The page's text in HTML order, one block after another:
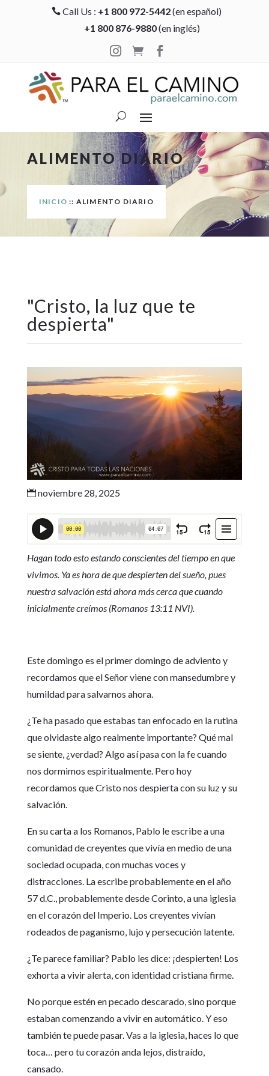
 Call Us : +1 800 972-5442(en español)
+1 800 876-9880(en inglés)

 
ALIMENTO DIARIO
INICIO :: ALIMENTO DIARIO
"Cristo, la luz que te
despierta"
noviembre 28, 2025
Hagan todo esto estando conscientes del tiempo en que
vivimos. Ya es hora de que despierten del sueño, pues
nuestra salvación está ahora más cerca que cuando
inicialmente creímos (Romanos 13:11 NVI).
Este domingo es el primer domingo de adviento y
recordamos que el Señor viene con mansedumbre y
humildad para salvarnos ahora.
¿Te ha pasado que estabas tan enfocado en la rutina
que olvidaste algo realmente importante? Qué mal
se siente, ¿verdad? Algo así pasa con la fe cuando
nos dormimos espiritualmente. Pero hoy
recordamos que Cristo nos despierta con su luz y su
salvación.
En su carta a los Romanos, Pablo le escribe a una
comunidad de creyentes que vivía en medio de una
sociedad ocupada, con muchas voces y
distracciones. La escribe probablemente en el año
57 d.C., probablemente desde Corinto, a una iglesia
en el corazón del Imperio. Los creyentes vivían
rodeados de paganismo, lujo y persecución latente.
¿Te parece familiar? Pablo les dice: ¡despierten! Los
exhorta a vivir alerta, con identidad cristiana firme.
No porque estén en pecado descarado, sino porque
estaban comenzando a vivir en automático. Y eso
también te puede pasar. Vas a la iglesia, haces lo que
toca… pero tu corazón anda lejos, distraído,
cansado.